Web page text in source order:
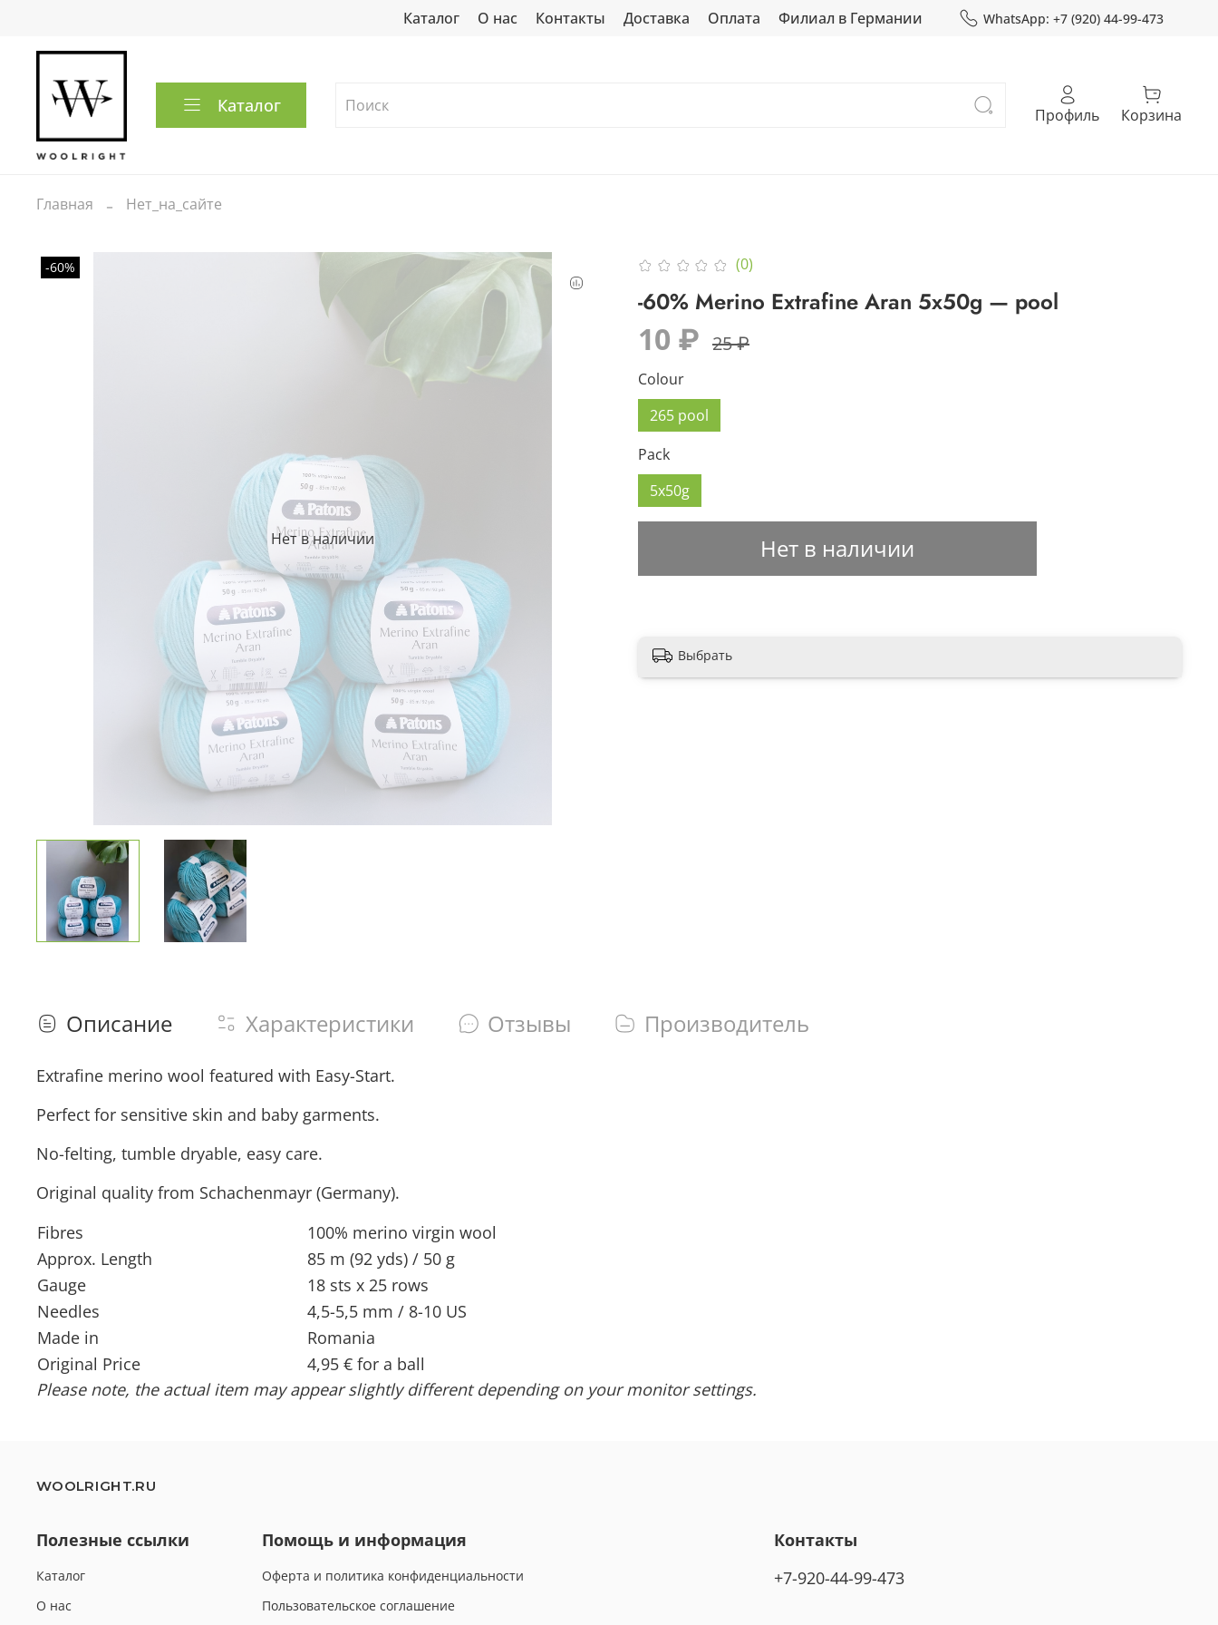
Каталог О нас Контакты Доставка Оплата Филиал в Германии WhatsApp: +7 (920) 44-99-473
Каталог Профиль Корзина
Главная Нет_на_сайте
Нет в наличии
-60% (0)
-60% Merino Extrafine Aran 5x50g — pool
10 ₽ 25 ₽
Нет в наличии
Colour
265 pool
Pack
5x50g
Выбрать
Описание Характеристики Отзывы Производитель
Extrafine merino wool featured with Easy-Start.
Perfect for sensitive skin and baby garments.
No-felting, tumble dryable, easy care.
Original quality from Schachenmayr (Germany).
Fibres
100% merino virgin wool
Approx. Length
85 m (92 yds) / 50 g
Gauge
18 sts x 25 rows
Needles
4,5-5,5 mm / 8-10 US
Made in
Romania
Original Price
4,95 € for a ball
Please note, the actual item may appear slightly different depending on your monitor settings.
WOOLRIGHT.RU
Полезные ссылки
Каталог
О нас
Помощь и информация
Оферта и политика конфиденциальности
Пользовательское соглашение
Контакты
+7-920-44-99-473